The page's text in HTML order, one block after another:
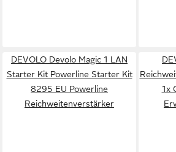
DEVOLO Devolo Magic 1 LAN
Starter Kit Powerline Starter Kit
8295 EU Powerline
Reichweitenverstärker
1x